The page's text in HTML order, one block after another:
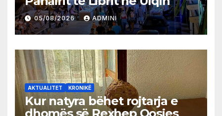
05/08/2026 ADMINI
AKTUALITET KRONIKË
Kur natyra bëhet rojtarja e